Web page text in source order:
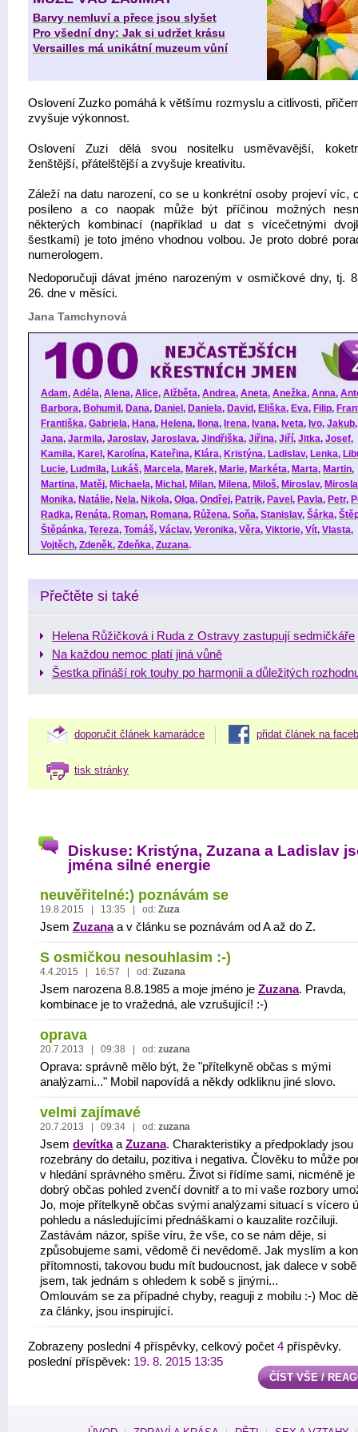
Barvy nemluví a přece jsou slyšet
Pro všední dny: Jak si udržet krásu
Versailles má unikátní muzeum vůní
Oslovení Zuzko pomáhá k většímu rozmyslu a citlivosti,
zvyšuje výkonnost.
Oslovení Zuzi dělá svou nositelku usměvavější,
ženštější, přátelštější a zvyšuje kreativitu.
Záleží na datu narození, co se u konkrétní osoby projeví víc,
posíleno a co naopak může být příčinou možných
některých kombinací (například u dat s vícečetnými
šestkami) je toto jméno vhodnou volbou. Je proto dobré
numerologem.
Nedoporučuji dávat jméno narozeným v osmičkové dny, tj.
26. dne v měsíci.
Jana Tamchynová
Adam, Adéla, Alena, Alice, Alžběta, Andrea, Aneta, Anežka, Anna,
Barbora, Bohumil , Dana, Daniel , Daniela, David, Eliška, Eva, Filip,
Františka, Gabriela, Hana, Helena, Ilona, Irena, Ivana, Iveta, Ivo, Jakub
Jana, Jarmila, Jaroslav, Jaroslava, Jindřiška, Jiřina, Jiří, Jitka, Josef,
Kamila, Karel , Karolína, Kateřina, Klára, Kristýna, Ladislav, Lenka,
Lucie, Ludmila, Lukáš, Marcela, Marek, Marie, Markéta, Marta, Martin,
Martina, Matěj, Michaela, Michal , Milan, Milena, Miloš, Miroslav,
Monika, Natálie, Nela, Nikola, Olga, Ondřej, Patrik, Pavel , Pavla, Petr,
Radka, Renáta, Roman, Romana, Růžena, Soňa, Stanislav, Šárka,
Štěpánka, Tereza, Tomáš, Václav, Veronika, Věra, Viktorie, Vít, Vlasta,
Vojtěch, Zdeněk, Zdeňka, Zuzana.
Přečtěte si také
Helena Růžičková i Ruda z Ostravy zastupují sedmičkáře
Na každou nemoc platí jiná vůně
Šestka přináší rok touhy po harmonii a důležitých
doporučit článek kamarádce přidat článek na
tisk stránky
Diskuse: Kristýna, Zuzana a Ladislav
jména silné energie
neuvěřitelné:) poznávám se
19.8.2015 | 13:35 | od: Zuza
Jsem Zuzanaa v článku se poznávám od A až do Z.
S osmičkou nesouhlasim :-)
4.4.2015 | 16:57 | od: Zuzana
Jsem narozena 8.8.1985 a moje jméno je Zuzana. Pravda,
kombinace je to vražedná, ale vzrušující! :-)
oprava
20.7.2013 | 09:38 | od: zuzana
Oprava: správně mělo být, že "přítelkyně občas s mými
analýzami..." Mobil napovídá a někdy odkliknu jiné slovo.
velmi zajímavé
20.7.2013 | 09:34 | od: zuzana
Jsem devítkaa Zuzana. Charakteristiky a předpoklady jsou
rozebrány do detailu, pozitiva i negativa. Člověku to může
v hledání správného směru. Život si řídíme sami, nicméně je
dobrý občas pohled zvenčí dovnitř a to mi vaše rozbory
Jo, moje přítelkyně občas svými analýzami situací s vícero
pohledu a následujícími přednáškami o kauzalite rozčiluji.
Zastávám názor, spíše víru, že vše, co se nám děje, si
způsobujeme sami, vědomě či nevědomě. Jak myslím a
přítomnosti, takovou budu mít budoucnost, jak dalece v sobě
jsem, tak jednám s ohledem k sobě s jinými...
Omlouvám se za případné chyby, reaguji z mobilu :-) Moc
za články, jsou inspirující.
Zobrazeny poslední 4 příspěvky, celkový počet 4 příspěvky.
poslední příspěvek: 19. 8. 2015 13:35
ČÍST VŠE /